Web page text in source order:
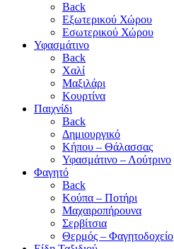
Back
Εξωτερικού Χώρου
Εσωτερικού Χώρου
Υφασμάτινο
Back
Χαλί
Μαξιλάρι
Κουρτίνα
Παιχνίδι
Back
Δημιουργικό
Κήπου – Θάλασσας
Υφασμάτινο – Λούτρινο
Φαγητό
Back
Κούπα – Ποτήρι
Μαχαιροπήρουνα
Σερβίτσια
Θερμός – Φαγητοδοχείο